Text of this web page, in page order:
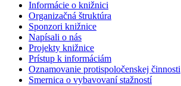
Informácie o knižnici
Organizačná štruktúra
Sponzori knižnice
Napísali o nás
Projekty knižnice
Prístup k informáciám
Oznamovanie protispoločenskej činnosti
Smernica o vybavovaní stažností